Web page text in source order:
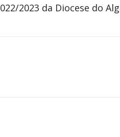
2023 da Diocese do